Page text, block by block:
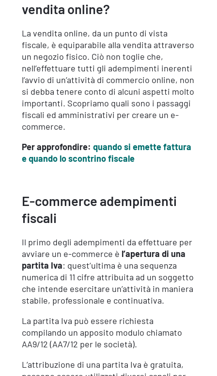
vendita online?
La vendita online, da un punto di vista
fiscale, è equiparabile alla vendita attraverso
un negozio fisico. Ciò non toglie che,
nell’effettuare tutti gli adempimenti inerenti
l’avvio di un’attività di commercio online, non
si debba tenere conto di alcuni aspetti molto
importanti. Scopriamo quali sono i passaggi
fiscali ed amministrativi per creare un e-
commerce.
Per approfondire: quando si emette fattura
e quando lo scontrino fiscale
E-commerce adempimenti
fiscali
Il primo degli adempimenti da effettuare per
avviare un e-commerce è l’apertura di una
partita Iva: quest’ultima è una sequenza
numerica di 11 cifre attribuita ad un soggetto
che intende esercitare un’attività in maniera
stabile, professionale e continuativa.
La partita Iva può essere richiesta
compilando un apposito modulo chiamato
AA9/12 (AA7/12 per le società).
L’attribuzione di una partita Iva è gratuita,